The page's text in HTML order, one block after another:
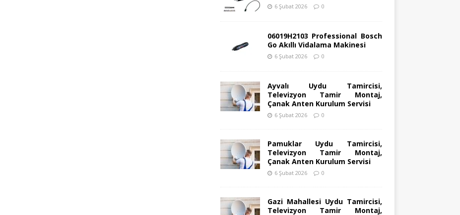
6 Şubat 2026 0
06019H2103 Professional Bosch
Go Akıllı Vidalama Makinesi
6 Şubat 2026 0
Ayvalı Uydu Tamircisi,
Televizyon Tamir Montaj,
Çanak Anten Kurulum Servisi
6 Şubat 2026 0
Pamuklar Uydu Tamircisi,
Televizyon Tamir Montaj,
Çanak Anten Kurulum Servisi
6 Şubat 2026 0
Gazi Mahallesi Uydu Tamircisi,
Televizyon Tamir Montaj,